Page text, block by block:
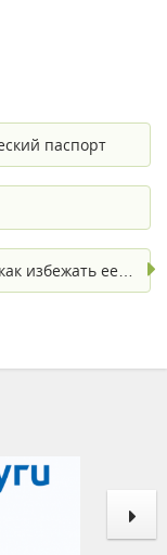
паспорт
избежать ее…